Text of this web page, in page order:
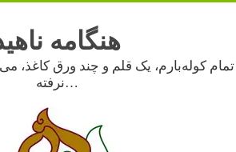
هنگامه
تمام کوله‌بارم، یک قلم و چند ورق کاغذ،
نرفته…